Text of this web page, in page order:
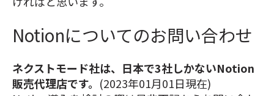
Notionについてのお問い合わせ
ネクストモード社は、日本で3社しかないNotion
販売代理店です。 (2023年01月01日現在)